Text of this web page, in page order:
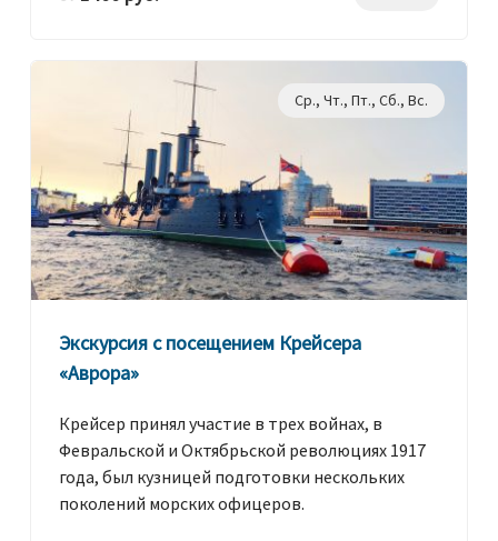
Ср., Чт., Пт., Сб., Вс.
Экскурсия с посещением Крейсера
«Аврора»
Крейсер принял участие в трех войнах, в
Февральской и Октябрьской революциях 1917
года, был кузницей подготовки нескольких
поколений морских офицеров.